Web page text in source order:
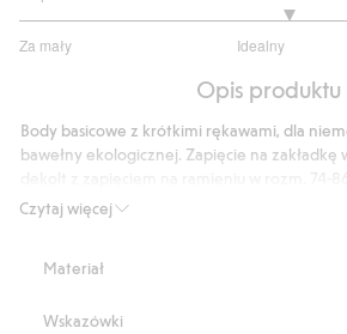
Za mały Idealny
na
305
głosów
Opis produktu
Czytaj więcej
Body basicowe z krótkimi rękawami, dla
bawełny ekologicznej. Zapięcie na zakładkę
zatrzasków w kroku, aby niemowlę mogło
Funkcja rośnięcia.
Okrągły dekolt 74-86.
Materiał
Wskazówki